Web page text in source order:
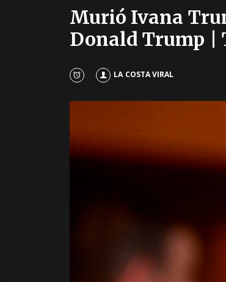
Murió Ivana
Donald Trump |
LA COSTA VIRAL